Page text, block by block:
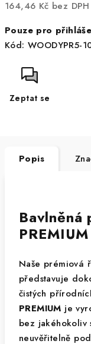
164,46 Kč bez DPH
cena:
Pouze pro
Kód: WOODYPR5-
Zeptat se
Popis
Bavlněná
Naše prémiová
představuje
čistých
PREMIUM je
bez jakéhokoliv
neuvěřitelně